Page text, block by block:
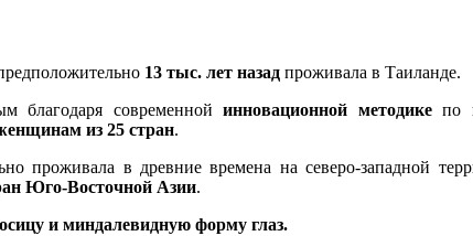
13 тыс. лет назад проживала в Таиланде.
благодаря современнойинновационной методикепо
из 25 стран.
проживала в древние времена на северо-западной
Юго-Восточной Азии.
и миндалевидную форму глаз.